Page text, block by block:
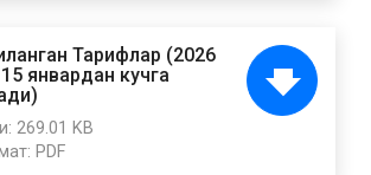
Тарифлар (2026
январдан кучга
269.01 KB
PDF